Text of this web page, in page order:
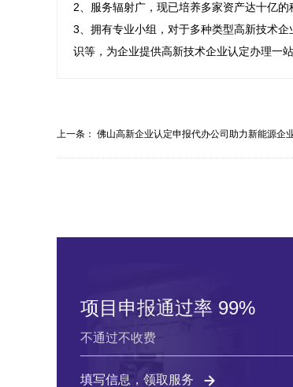
2、服务辐射广，现已培养多家资产达十亿
3、拥有专业小组，对于多种类型高新技术
识等，为企业提供高新技术企业认定办理一站
上一条： 佛山高新企业认定申报代办公司助力新能源企
项目申报通过率 99%
不通过不收费
填写信息，领取服务